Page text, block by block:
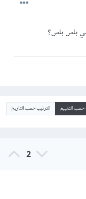
بلس بلس؟
حسب التقييم الترتيب حسب التاريخ
2